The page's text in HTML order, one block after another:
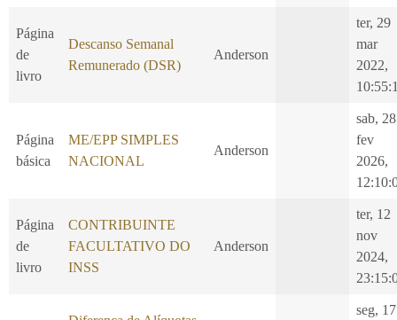
Página
de
livro
Descanso Semanal
Remunerado (DSR)
Anderson
ter, 29
mar
2022,
Página
básica
ME/EPP SIMPLES
NACIONAL
Anderson
sab, 28
fev
2026,
Página
de
livro
CONTRIBUINTE
FACULTATIVO DO
INSS
Anderson
ter, 12
nov
2024,
seg, 17